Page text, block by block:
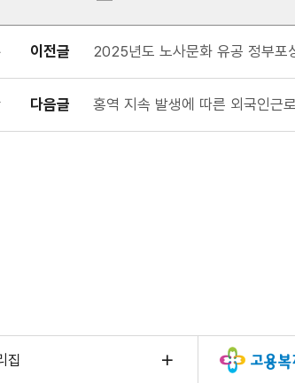
이전글 2025년도 노사문화 유공 정부포
다음글 홍역 지속 발생에 따른 외국인근
집